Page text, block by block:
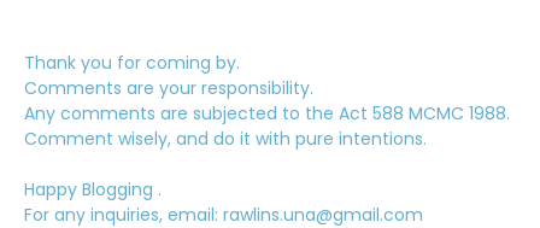
Thank you for coming by.
Comments are your responsibility.
Any comments are subjected to the Act 588 MCMC 1988.
Comment wisely, and do it with pure intentions.
Happy Blogging .
For any inquiries, email: rawlins.una@gmail.com